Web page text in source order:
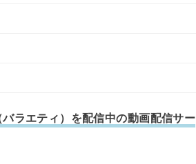
ラエティ）を配信中の動画配信サー